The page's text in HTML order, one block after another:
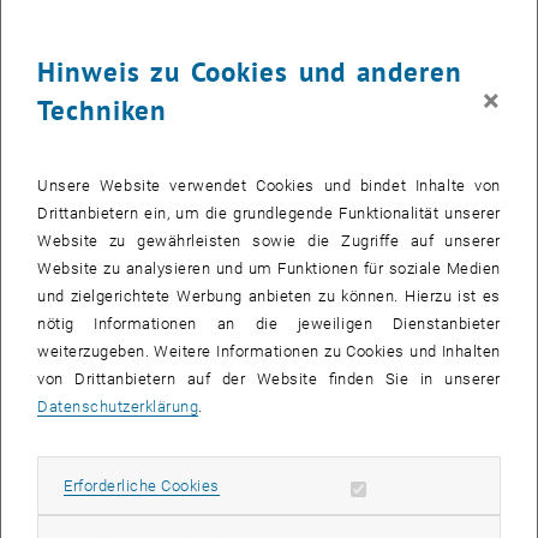
Sangiovanni, G. Rohringer, and A. Toschi
http://dx.doi.org/10.1103/PhysRevLett.114.236402
From Infinite to Two Dimensions through the Functional
Renormalization Group
C. Taranto, S. Andergassen, J. Bauer, K. Held, A. Katanin, W. Metzner,
G. Rohringer, and A. Toschi
Phys. Rev. Lett.112, 196402
(2014); DOI:http://dx.doi.org/10.1103/PhysRevLett.112.196402, öffnet
FOR, QCM
Divergent Precursors of the Mott-Hubbard Transition at the Two-
Particle Level
Phys. Rev. Lett.110, 246405 (2013); DOI:
Hinweis zu Cookies und anderen
Techniken
×
Unsere Website verwendet Cookies und bindet Inhalte von
Drittanbietern ein, um die grundlegende Funktionalität unserer
Website zu gewährleisten sowie die Zugriffe auf unserer
Website zu analysieren und um Funktionen für soziale Medien
und zielgerichtete Werbung anbieten zu können. Hierzu ist es
nötig Informationen an die jeweiligen Dienstanbieter
weiterzugeben. Weitere Informationen zu Cookies und Inhalten
von Drittanbietern auf der Website finden Sie in unserer
Datenschutzerklärung
Erforderliche Cookies Erforderliche Cookies zulassen